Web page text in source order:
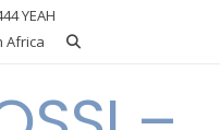
YEAH
Africa